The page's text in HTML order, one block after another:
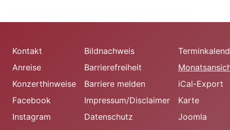
Kontakt
Anreise
Konzerthinweise
Facebook
Instagram
Bildnachweis
Barrierefreiheit
Barriere melden
Impressum/Disclaimer
Datenschutz
iCal-Export
Karte
Joomla